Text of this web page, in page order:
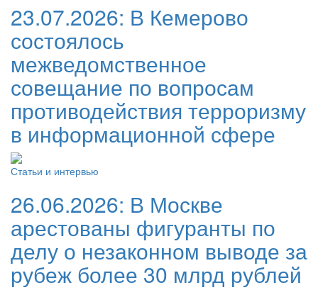
23.07.2026: В Кемерово
состоялось
межведомственное
совещание по вопросам
противодействия терроризму
в информационной сфере
Статьи и интервью
26.06.2026: В Москве
арестованы фигуранты по
делу о незаконном выводе за
рубеж более 30 млрд рублей